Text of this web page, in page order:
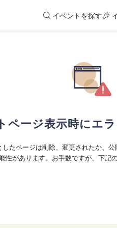
イベントを探す
ページ表示時にエラ
したページは削除、変更されたか、
性があります。お手数ですが、下記